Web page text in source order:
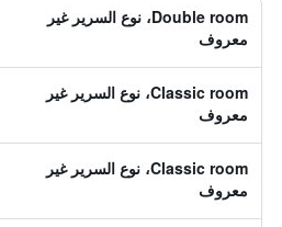
Double room، نوع السرير غير
معروف
Classic room، نوع السرير غير
معروف
Classic room، نوع السرير غير
معروف